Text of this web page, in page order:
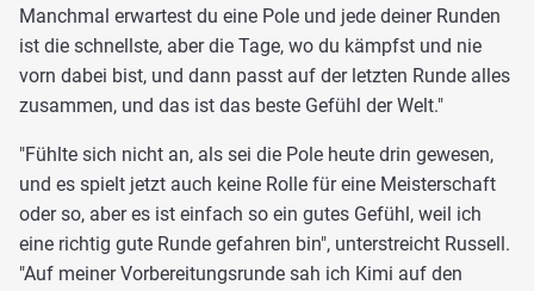
Manchmal erwartest du eine Pole und jede deiner Runden
ist die schnellste, aber die Tage, wo du kämpfst und nie
vorn dabei bist, und dann passt auf der letzten Runde alles
zusammen, und das ist das beste Gefühl der Welt."
"Fühlte sich nicht an, als sei die Pole heute drin gewesen,
und es spielt jetzt auch keine Rolle für eine Meisterschaft
oder so, aber es ist einfach so ein gutes Gefühl, weil ich
eine richtig gute Runde gefahren bin", unterstreicht Russell.
"Auf meiner Vorbereitungsrunde sah ich Kimi auf den